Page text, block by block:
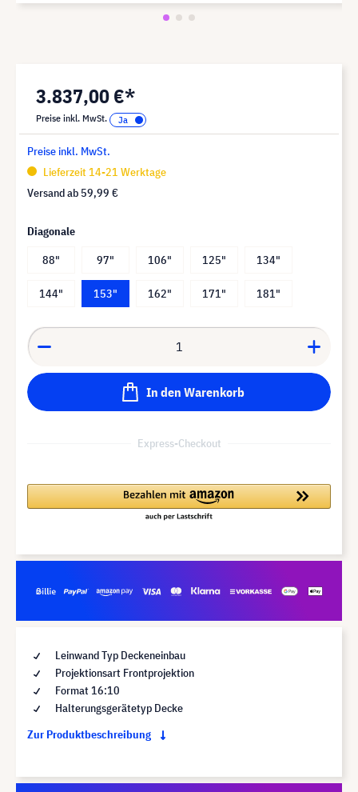
3.837,00 €*
Preise inkl. MwSt.
Preise inkl. MwSt.
Lieferzeit 14-21 Werktage
Versand ab 59,99 €
Diagonale
88"
97" 106" 125" 134"
144" 153" 162" 171" 181"
In den Warenkorb
Express-Checkout
Leinwand Typ Deckeneinbau
Projektionsart Frontprojektion
Format 16:10
Halterungsgerätetyp Decke
Zur Produktbeschreibung